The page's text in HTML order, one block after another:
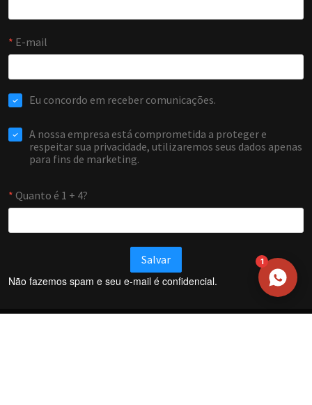
Não fazemos spam e seu e-mail é confidencial.
EMAIL
WHATSAPP / TELEFONE
1